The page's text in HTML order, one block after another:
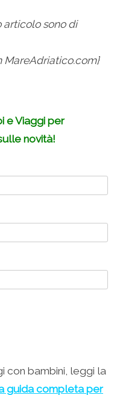
articolo sono di
MareAdriatico.com}
e Viaggi per
novità!
con bambini, leggi la
guida completa per